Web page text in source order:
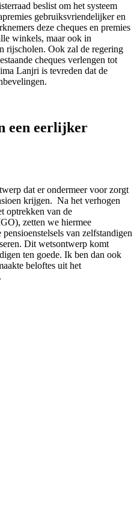
beslist om het systeem
gebruiksvriendelijker en
deze cheques en premies
winkels, maar ook in
rijscholen. Ook zal de regering
cheques verlengen tot
Lanjri is tevreden dat de
een eerlijker
dat er ondermeer voor zorgt
krijgen. Na het verhogen
optrekken van de
zetten we hiermee
van zelfstandigen
Dit wetsontwerp komt
ten goede. Ik ben dan ook
beloftes uit het